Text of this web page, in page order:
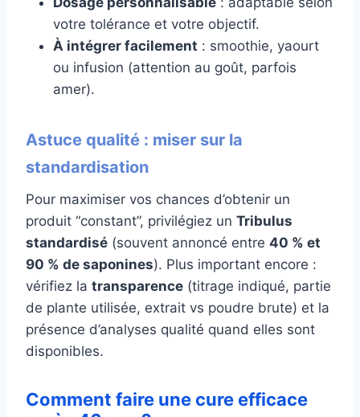
votre tolérance et votre objectif.
À intégrer facilement : smoothie, yaourt
ou infusion (attention au goût, parfois
amer).
Astuce qualité : miser sur la
standardisation
Pour maximiser vos chances d’obtenir un
produit “constant”, privilégiez un Tribulus
standardisé (souvent annoncé entre 40 % et
90 % de saponines). Plus important encore :
vérifiez la transparence (titrage indiqué, partie
de plante utilisée, extrait vs poudre brute) et la
présence d’analyses qualité quand elles sont
disponibles.
Comment faire une cure efficace